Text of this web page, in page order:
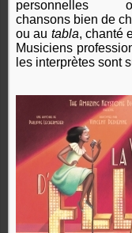
personnelles
chansons bien de
ou au tabla, chanté
Musiciens
les interprètes sont